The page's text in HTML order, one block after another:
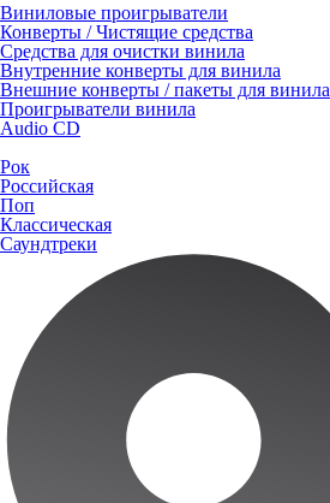
Виниловые проигрыватели
Конверты / Чистящие средства
Средства для очистки винила
Внутренние конверты для винила
Внешние конверты / пакеты для винила
Проигрыватели винила
Audio CD
Рок
Российская
Поп
Классическая
Саундтреки